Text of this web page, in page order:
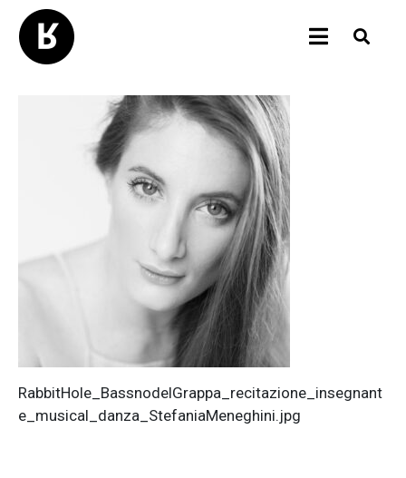
RabbitHole_BassnodelGrappa_recitazione_insegnant
e_musical_danza_StefaniaMeneghini.jpg